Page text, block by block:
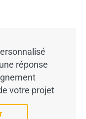
réponse
votre projet